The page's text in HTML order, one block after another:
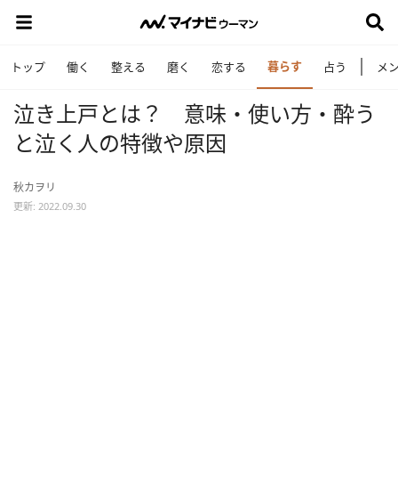
トップ 働く 整える 磨く 恋する 暮らす 占う メ
泣き上戸とは？ 意味・使い方・酔う
と泣く人の特徴や原因
秋カヲリ
更新: 2022.09.30